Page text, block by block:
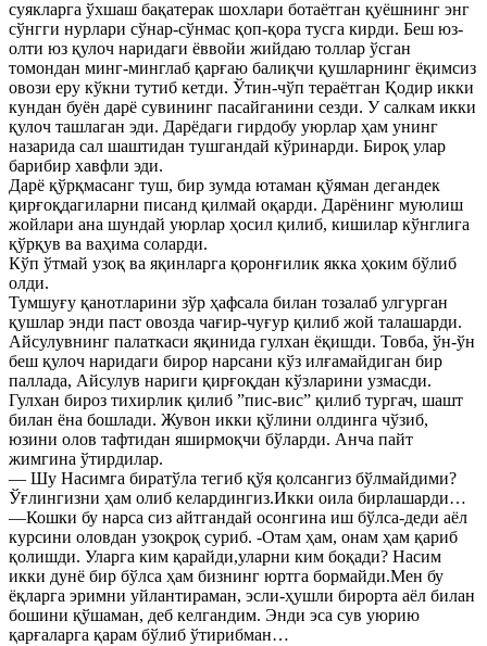
суякларга ўхшаш бақатерак шохлари ботаётган қуёшнинг энг
сўнгги нурлари сўнар-сўнмас қоп-қора тусга кирди. Беш юз-
олти юз қулоч наридаги ёввойи жийдаю толлар ўсган
томондан минг-минглаб қарғаю балиқчи қушларнинг ёқимсиз
овози еру кўкни тутиб кетди. Ўтин-чўп тераётган Қодир икки
кундан буён дарё сувининг пасайганини сезди. У салкам икки
қулоч ташлаган эди. Дарёдаги гирдобу уюрлар ҳам унинг
назарида сал шаштидан тушгандай кўринарди. Бироқ улар
барибир хавфли эди.
Дарё қўрқмасанг туш, бир зумда ютаман қўяман дегандек
қирғоқдагиларни писанд қилмай оқарди. Дарёнинг муюлиш
жойлари ана шундай уюрлар ҳосил қилиб, кишилар кўнглига
қўрқув ва ваҳима соларди.
Кўп ўтмай узоқ ва яқинларга қоронғилик якка ҳоким бўлиб
олди.
Тумшуғу қанотларини зўр ҳафсала билан тозалаб улгурган
қушлар энди паст овозда чағир-чуғур қилиб жой талашарди.
Айсулувнинг палаткаси яқинида гулхан ёқишди. Товба, ўн-ўн
беш қулоч наридаги бирор нарсани кўз илғамайдиган бир
паллада, Айсулув нариги қирғоқдан кўзларини узмасди.
Гулхан бироз тихирлик қилиб ”пис-вис” қилиб тургач, шашт
билан ёна бошлади. Жувон икки қўлини олдинга чўзиб,
юзини олов тафтидан яширмоқчи бўларди. Анча пайт
жимгина ўтирдилар.
— Шу Насимга биратўла тегиб қўя қолсангиз бўлмайдими?
Ўғлингизни ҳам олиб келардингиз.Икки оила бирлашарди…
—Кошки бу нарса сиз айтгандай осонгина иш бўлса-деди аёл
курсини оловдан узоқроқ суриб. -Отам ҳам, онам ҳам қариб
қолишди. Уларга ким қарайди,уларни ким боқади? Насим
икки дунё бир бўлса ҳам бизнинг юртга бормайди.Мен бу
ёқларга эримни уйлантираман, эсли-ҳушли бирорта аёл билан
бошини қўшаман, деб келгандим. Энди эса сув уюрию
қарғаларга қарам бўлиб ўтирибман…